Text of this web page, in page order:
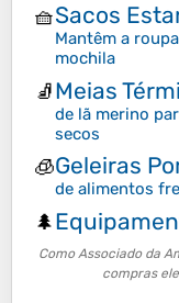
🧺Sacos
Mantêm a
mochila
🧦Meias
de lã merino
secos
🧊Geleiras
de alimentos
🌲
Como Associado da
compras